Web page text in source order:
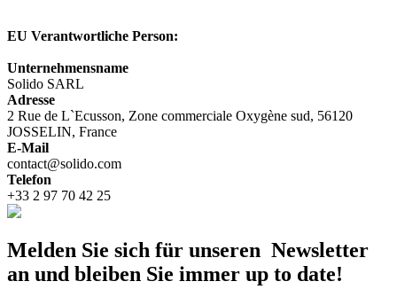
EU Verantwortliche Person:
Unternehmensname
Solido SARL
Adresse
2 Rue de L`Ecusson, Zone commerciale Oxygène sud, 56120
JOSSELIN, France
E-Mail
contact@solido.com
Telefon
+33 2 97 70 42 25
Melden Sie sich für unseren Newsletter
an und bleiben Sie immer up to date!